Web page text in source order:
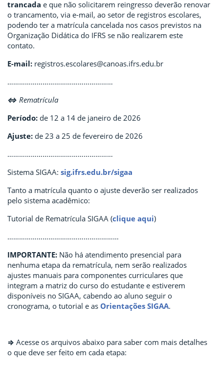
trancada e que não solicitarem reingresso deverão renovar
o trancamento, via e-mail, ao setor de registros escolares,
podendo ter a matrícula cancelada nos casos previstos na
Organização Didática do IFRS se não realizarem este
contato.
E-mail: registros.escolares@canoas.ifrs.edu.br
………………………………………………
⇔ Rematrícula
Período: de 12 a 14 de janeiro de 2026
Ajuste: de 23 a 25 de fevereiro de 2026
………………………………………………
Sistema SIGAA: sig.ifrs.edu.br/sigaa
Tanto a matrícula quanto o ajuste deverão ser realizados
pelo sistema acadêmico:
Tutorial de Rematrícula SIGAA (clique aqui)
…………………………………………………
IMPORTANTE: Não há atendimento presencial para
nenhuma etapa da rematrícula, nem serão realizados
ajustes manuais para componentes curriculares que
integram a matriz do curso do estudante e estiverem
disponíveis no SIGAA, cabendo ao aluno seguir o
cronograma, o tutorial e as Orientações SIGAA.
⇒ Acesse os arquivos abaixo para saber com mais detalhes
o que deve ser feito em cada etapa: